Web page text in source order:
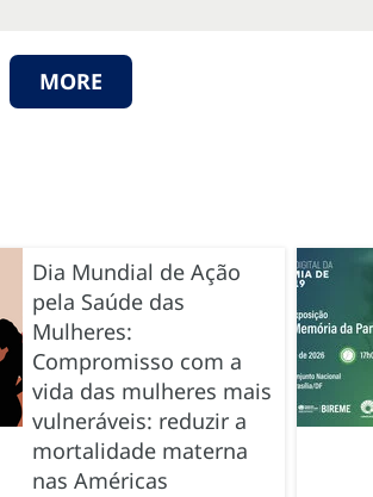
MORE
Dia Mundial de Ação
pela Saúde das
Mulheres:
Compromisso com a
vida das mulheres mais
vulneráveis: reduzir a
mortalidade materna
nas Américas